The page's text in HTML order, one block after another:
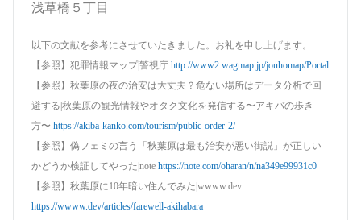
浅草橋５丁目
以下の文献を参考にさせていたきました。お礼を申し上げます。
【参照】犯罪情報マップ警視庁 http://www2.wagmap.jp/jouhomap/Portal
【参照】秋葉原の夜の治安は大丈夫？危ない場所はデータ分析で回
避する 秋葉原の観光情報やオタク文化を発信する〜アキバの歩き
方〜 https://akiba-kanko.com/tourism/public-order-2/
【参照】偽フェミの言う「秋葉原は最も治安が悪い街説」が正しい
かどうか検証してやった |note https://note.com/oharan/n/na349e99931c0
【参照】秋葉原に10年暗い住んでみた |wwww.dev
https://wwww.dev/articles/farewell-akihabara